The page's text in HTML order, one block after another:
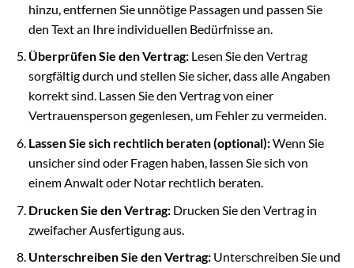
hinzu, entfernen Sie unnötige Passagen und passen Sie
den Text an Ihre individuellen Bedürfnisse an.
Überprüfen Sie den Vertrag:Lesen Sie den Vertrag
sorgfältig durch und stellen Sie sicher, dass alle Angaben
korrekt sind. Lassen Sie den Vertrag von einer
Vertrauensperson gegenlesen, um Fehler zu vermeiden.
Lassen Sie sich rechtlich beraten (optional):Wenn Sie
unsicher sind oder Fragen haben, lassen Sie sich von
einem Anwalt oder Notar rechtlich beraten.
Drucken Sie den Vertrag:Drucken Sie den Vertrag in
zweifacher Ausfertigung aus.
Unterschreiben Sie den Vertrag:Unterschreiben Sie und